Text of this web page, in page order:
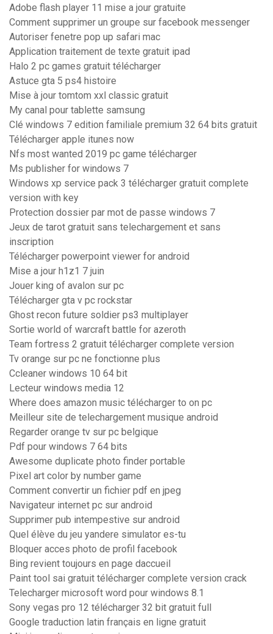
Adobe flash player 11 mise a jour gratuite
Comment supprimer un groupe sur facebook messenger
Autoriser fenetre pop up safari mac
Application traitement de texte gratuit ipad
Halo 2 pc games gratuit télécharger
Astuce gta 5 ps4 histoire
Mise à jour tomtom xxl classic gratuit
My canal pour tablette samsung
Clé windows 7 edition familiale premium 32 64 bits gratuit
Télécharger apple itunes now
Nfs most wanted 2019 pc game télécharger
Ms publisher for windows 7
Windows xp service pack 3 télécharger gratuit complete
version with key
Protection dossier par mot de passe windows 7
Jeux de tarot gratuit sans telechargement et sans
inscription
Télécharger powerpoint viewer for android
Mise a jour h1z1 7 juin
Jouer king of avalon sur pc
Télécharger gta v pc rockstar
Ghost recon future soldier ps3 multiplayer
Sortie world of warcraft battle for azeroth
Team fortress 2 gratuit télécharger complete version
Tv orange sur pc ne fonctionne plus
Ccleaner windows 10 64 bit
Lecteur windows media 12
Where does amazon music télécharger to on pc
Meilleur site de telechargement musique android
Regarder orange tv sur pc belgique
Pdf pour windows 7 64 bits
Awesome duplicate photo finder portable
Pixel art color by number game
Comment convertir un fichier pdf en jpeg
Navigateur internet pc sur android
Supprimer pub intempestive sur android
Quel élève du jeu yandere simulator es-tu
Bloquer acces photo de profil facebook
Bing revient toujours en page daccueil
Paint tool sai gratuit télécharger complete version crack
Telecharger microsoft word pour windows 8.1
Sony vegas pro 12 télécharger 32 bit gratuit full
Google traduction latin français en ligne gratuit